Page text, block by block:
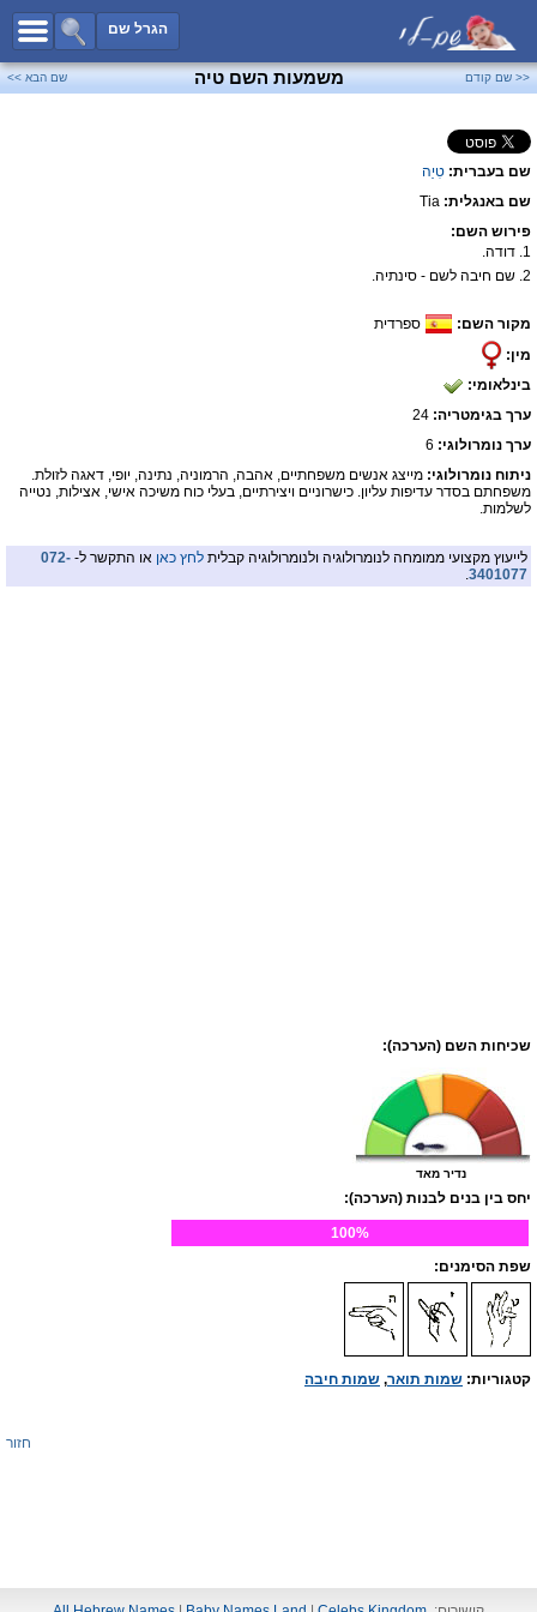
הגרל שם
כל השמות
שמות לבנים
פייסבוק
<< שם קודם משמעות השם טיה שם הבא >>
שם בעברית: טִיַה
שם באנגלית: Tia
פירוש השם:
1. דודה.
2. שם חיבה לשם - סינתיה.
מקור השם:
ספרדית
מין:
בינלאומי:
ערך בגימטריה:
ערך נומרולוגי: 6
ניתוח נומרולוגי: מייצג אנשים משפחתיים, אהבה, הרמוניה, נתינה, יופי, דאגה לזולת.
משפחתם בסדר עדיפות עליון. כישרוניים ויצירתיים, בעלי כוח משיכה אישי, אצילות, נטייה
לשלמות.
לייעוץ מקצועי ממומחה לנומרולוגיה ולנומרולוגיה קבלית לחץ כאן או התקשר ל- 072-
3401077
.
שכיחות השם (הערכה):
נדיר מאד
יחס בין בנים לבנות (הערכה):
100%
שפת הסימנים:
קטגוריות: שמות תואר, שמות חיבה
חזור